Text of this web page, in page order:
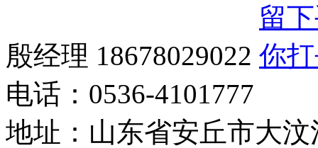
殷经理 18678029022
电话：0536-4101777
地址： 山东省安丘市大